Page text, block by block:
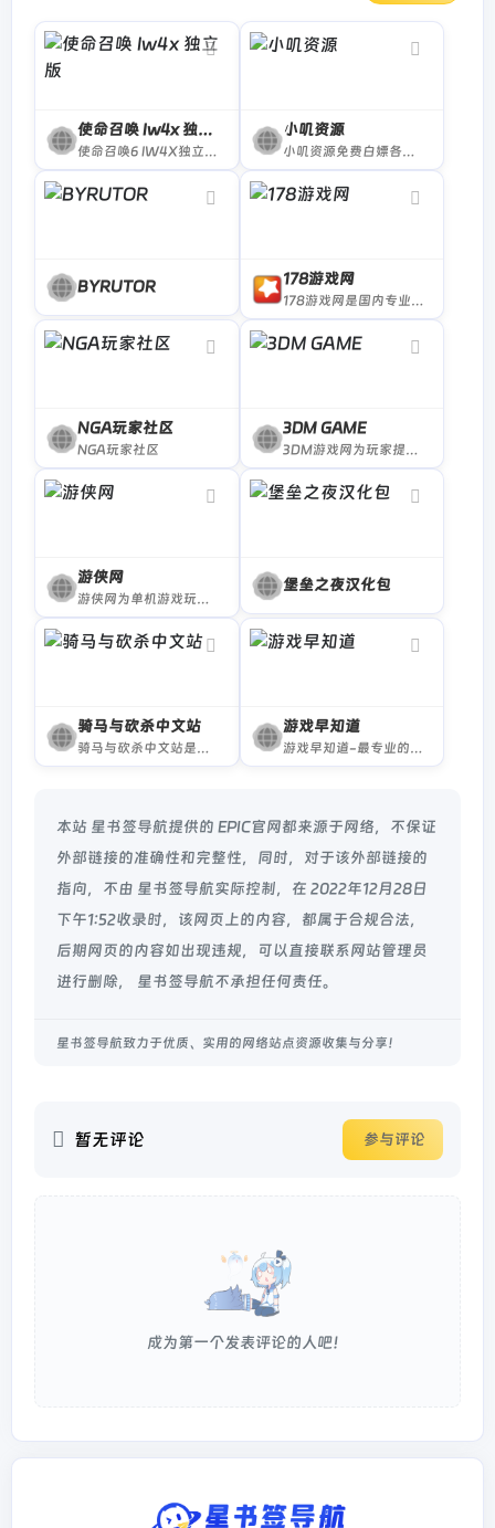
使命召唤 Iw4x 独立版
使命召唤6 IW4X独立版 | 使命召唤ol私服
小叽资源
小叽资源免费白嫖各种游戏
BYRUTOR 178游戏网
178游戏网是国内专业的游戏门户,全年365天保持不间断更新
NGA玩家社区
NGA玩家社区
3DM GAME
3DM游戏网为玩家提供最新的游戏新闻、攻略、单机游戏资源、汉化资源、游戏补丁、游戏论坛等，经过多年努力已成为游戏玩家首要选择的游戏资讯、游戏资源网站。
游侠网
游侠网为单机游戏玩家提供最新单机游戏业界动态、国内外单机游戏下载、单机游戏补丁、单机游戏攻略秘籍、单机游戏专题等内容。坚守单机阵地，弘扬单机文化！
堡垒之夜汉化包
骑马与砍杀中文站
骑马与砍杀中文站是国内专业的Mount&amp;Blade游戏网站,提供最及时的游戏资讯、汉化、MOD、游戏下载,游戏攻略,骑马与砍杀2的资讯。骑砍、骑砍2、霸主。
游戏早知道
游戏早知道-最专业的Xbox与Playstation游戏主机资讯服务网站
本站 星书签导航提供的 EPIC官网都来源于网络，不保证
外部链接的准确性和完整性，同时，对于该外部链接的
指向，不由 星书签导航实际控制，在 2022年12月28日
下午1:52收录时，该网页上的内容，都属于合规合法，
后期网页的内容如出现违规，可以直接联系网站管理员
进行删除， 星书签导航不承担任何责任。
星书签导航致力于优质、实用的网络站点资源收集与分享！
暂无评论 参与评论
成为第一个发表评论的人吧！